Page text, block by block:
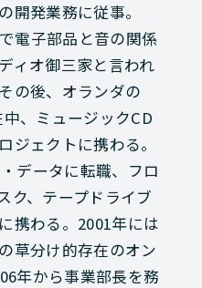
開発業務に従事。
電子部品と音の関係
ィオ御三家と言われ
の後、オランダの
、ミュージックCD
ジェクトに携わる。
データに転職、フロ
ク、テープドライブ
携わる。2001年には
草分け的存在のオン
年から事業部長を務